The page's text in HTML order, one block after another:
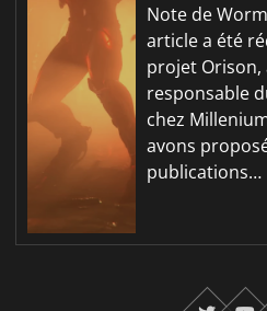
Note de
article a été
projet
responsable
chez
avons
publications…